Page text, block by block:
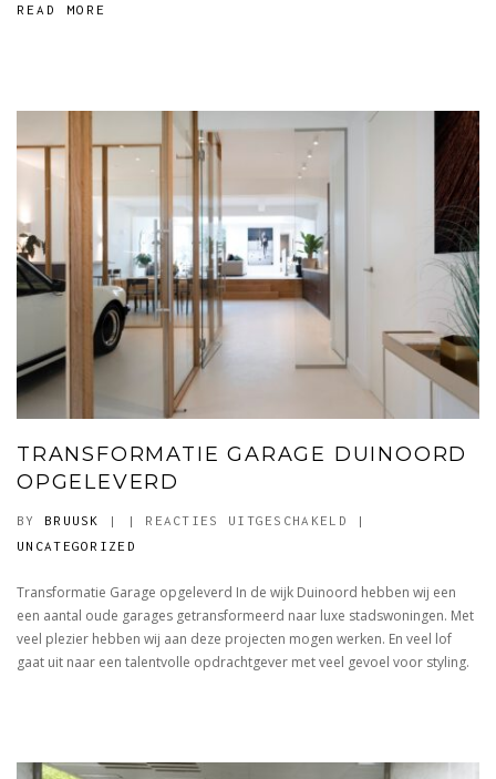
READ MORE
TRANSFORMATIE GARAGE DUINOORD
OPGELEVERD
BY BRUUSK | | REACTIES UITGESCHAKELD VOOR
DUINOORD
OPGELEVERD
|
UNCATEGORIZED
Transformatie Garage opgeleverd In de wijk Duinoord hebben wij een
een aantal oude garages getransformeerd naar luxe stadswoningen. Met
veel plezier hebben wij aan deze projecten mogen werken. En veel lof
gaat uit naar een talentvolle opdrachtgever met veel gevoel voor styling.